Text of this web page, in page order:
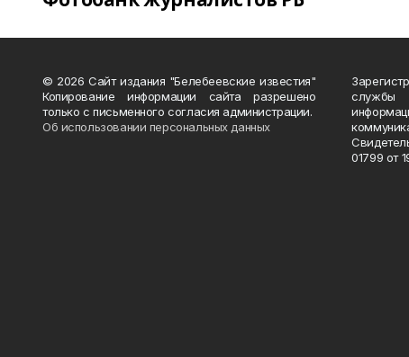
© 2026 Сайт издания "Белебеевские известия"
Копирование информации сайта разрешено
только с письменного согласия администрации.
Об использовании персональных данных
01799 от